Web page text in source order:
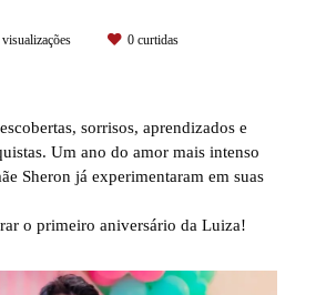
visualizações 0 curtidas
sorrisos, aprendizados e
Um ano do amor mais intenso
Sheron já experimentaram em suas
o primeiro aniversário da Luiza!